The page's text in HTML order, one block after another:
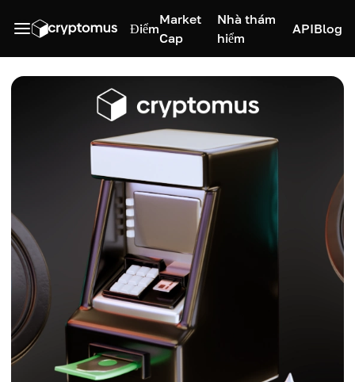
Điểm
Market
Cap
Nhà thám
hiểm
APIBlog